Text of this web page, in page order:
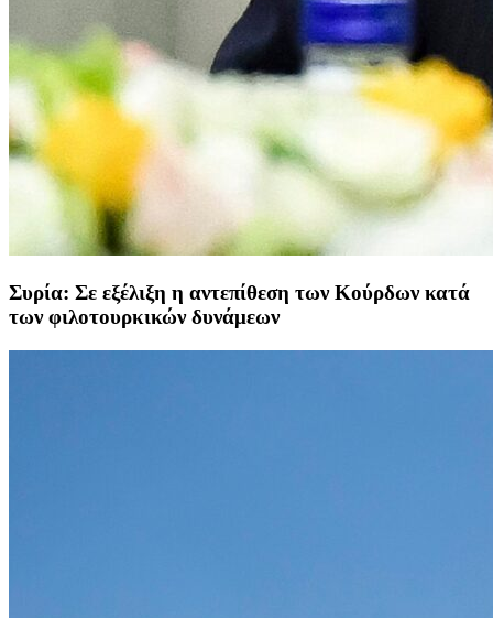
Συρία: Σε εξέλιξη η αντεπίθεση των Κούρδων κατά
των φιλοτουρκικών δυνάμεων